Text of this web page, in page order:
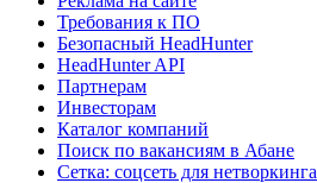
Требования к ПО
Безопасный HeadHunter
HeadHunter API
Партнерам
Инвесторам
Каталог компаний
Поиск по вакансиям в Абане
Сетка: соцсеть для нетворкинга